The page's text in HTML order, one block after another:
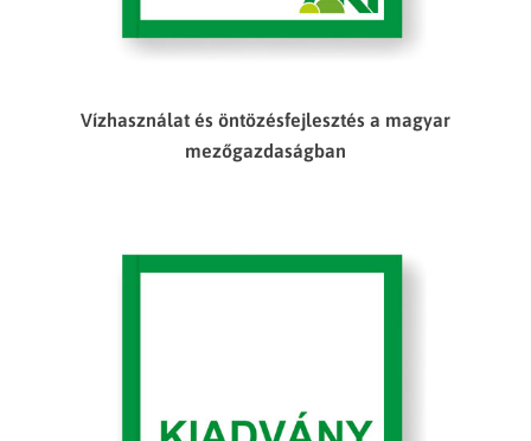
Vízhasználat és öntözésfejlesztés a magyar
mezőgazdaságban